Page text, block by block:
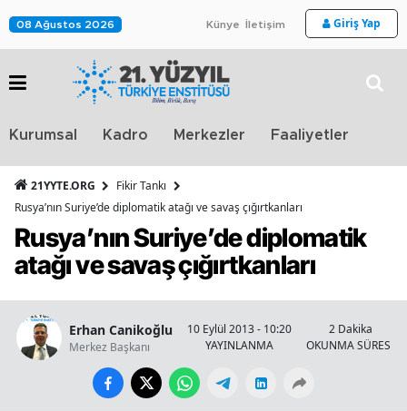
08 Ağustos 2026 Künye İletişim Giriş Yap
Kurumsal Kadro Merkezler Faaliyetler
21YYTE.ORG
Fikir Tankı
Rusya’nın Suriye’de diplomatik atağı ve savaş çığırtkanları
Rusya’nın Suriye’de diplomatik
atağı ve savaş çığırtkanları
Erhan Canikoğlu
Merkez Başkanı
10 Eylül 2013 - 10:20
YAYINLANMA
2 Dakika
OKUNMA SÜRESİ